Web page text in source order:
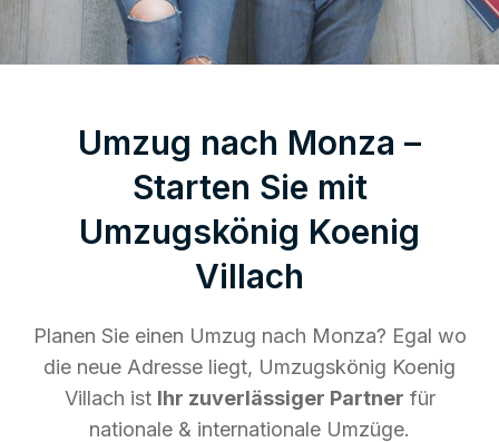
Umzug nach Monza –
Starten Sie mit
Umzugskönig Koenig
Villach
Planen Sie einen Umzug nach Monza? Egal wo
die neue Adresse liegt, Umzugskönig Koenig
Villach ist Ihr zuverlässiger Partner für
nationale & internationale Umzüge.